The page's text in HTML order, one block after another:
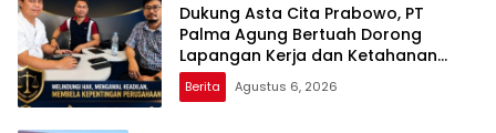
Dukung Asta Cita Prabowo, PT
Palma Agung Bertuah Dorong
Lapangan Kerja dan Ketahanan
Pangan
Berita Agustus 6, 2026